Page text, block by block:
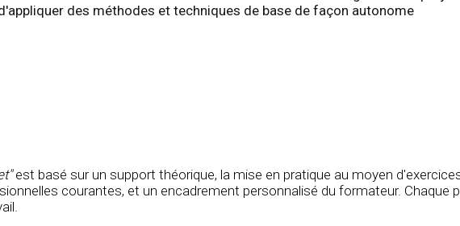
des méthodes et techniques de base de façon autonome
est basé sur un support théorique, la mise en pratique au moyen
courantes, et un encadrement personnalisé du formateur. Chaque